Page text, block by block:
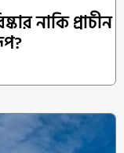
নাকি প্রাচীন